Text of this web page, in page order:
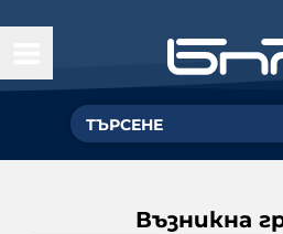
Възникна